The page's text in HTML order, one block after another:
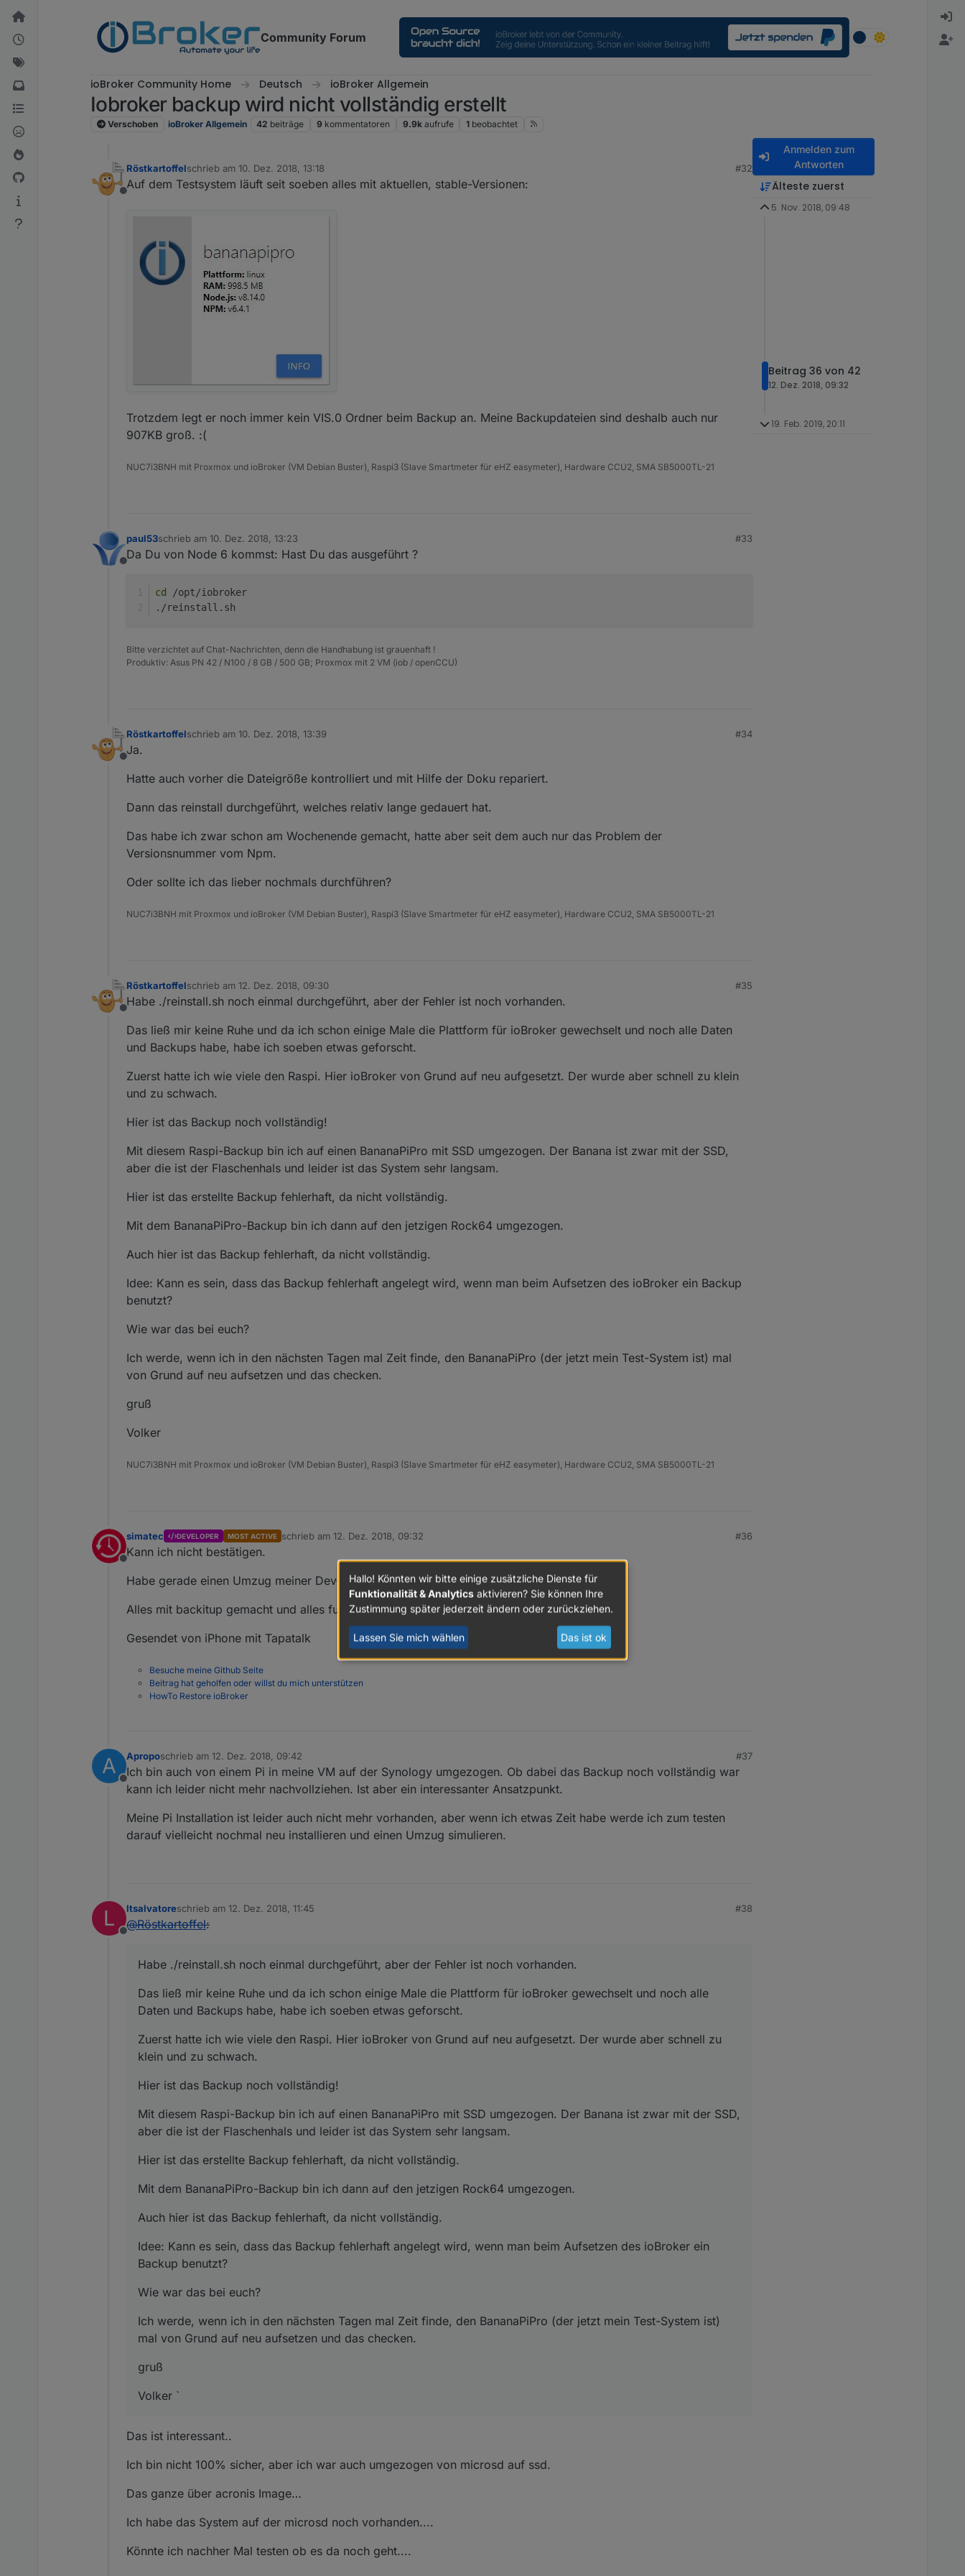
Weiter zum Inhalt
Community Forum
ioBroker Community Home Deutsch ioBroker Allgemein
Iobroker backup wird nicht vollständig erstellt
Verschoben ioBroker Allgemein 42 beiträge 9 kommentatoren 9.9k aufrufe 1 beobachtet
Offline
Röstkartoffelschrieb am 10. Dez. 2018, 13:18
zuletzt editiert von
#32
Auf dem Testsystem läuft seit soeben alles mit aktuellen, stable-Versionen:
Trotzdem legt er noch immer kein VIS.0 Ordner beim Backup an. Meine Backupdateien sind deshalb auch nur
907KB groß. :(
NUC7i3BNH mit Proxmox und ioBroker (VM Debian Buster), Raspi3 (Slave Smartmeter für eHZ easymeter), Hardware CCU2, SMA SB5000TL-21
Offline
paul53schrieb am 10. Dez. 2018, 13:23
zuletzt editiert von
#33
Da Du von Node 6 kommst: Hast Du das ausgeführt ?
cd
/opt/iobroker
./reinstall.sh
Bitte verzichtet auf Chat-Nachrichten, denn die Handhabung ist grauenhaft !
Produktiv: Asus PN 42 / N100 / 8 GB / 500 GB; Proxmox mit 2 VM (iob / openCCU)
Offline
Röstkartoffelschrieb am 10. Dez. 2018, 13:39
zuletzt editiert von
#34
Ja.
Hatte auch vorher die Dateigröße kontrolliert und mit Hilfe der Doku repariert.
Dann das reinstall durchgeführt, welches relativ lange gedauert hat.
Das habe ich zwar schon am Wochenende gemacht, hatte aber seit dem auch nur das Problem der
Versionsnummer vom Npm.
Oder sollte ich das lieber nochmals durchführen?
NUC7i3BNH mit Proxmox und ioBroker (VM Debian Buster), Raspi3 (Slave Smartmeter für eHZ easymeter), Hardware CCU2, SMA SB5000TL-21
Offline
Röstkartoffelschrieb am 12. Dez. 2018, 09:30
zuletzt editiert von
#35
Habe ./reinstall.sh noch einmal durchgeführt, aber der Fehler ist noch vorhanden.
Das ließ mir keine Ruhe und da ich schon einige Male die Plattform für ioBroker gewechselt und noch alle Daten
und Backups habe, habe ich soeben etwas geforscht.
Zuerst hatte ich wie viele den Raspi. Hier ioBroker von Grund auf neu aufgesetzt. Der wurde aber schnell zu klein
und zu schwach.
Hier ist das Backup noch vollständig!
Mit diesem Raspi-Backup bin ich auf einen BananaPiPro mit SSD umgezogen. Der Banana ist zwar mit der SSD,
aber die ist der Flaschenhals und leider ist das System sehr langsam.
Hier ist das erstellte Backup fehlerhaft, da nicht vollständig.
Mit dem BananaPiPro-Backup bin ich dann auf den jetzigen Rock64 umgezogen.
Auch hier ist das Backup fehlerhaft, da nicht vollständig.
Idee: Kann es sein, dass das Backup fehlerhaft angelegt wird, wenn man beim Aufsetzen des ioBroker ein Backup
benutzt?
Wie war das bei euch?
Ich werde, wenn ich in den nächsten Tagen mal Zeit finde, den BananaPiPro (der jetzt mein Test-System ist) mal
von Grund auf neu aufsetzen und das checken.
gruß
Volker
NUC7i3BNH mit Proxmox und ioBroker (VM Debian Buster), Raspi3 (Slave Smartmeter für eHZ easymeter), Hardware CCU2, SMA SB5000TL-21
Offline
simatec DEVELOPER MOST ACTIVE schrieb am12. Dez. 2018, 09:32
zuletzt editiert von
#36
Kann ich nicht bestätigen.
Habe gerade einen Umzug meiner Dev-Umgebung hinter mir.
Alles mit backitup gemacht und alles funktioniert tadellos
Gesendet von iPhone mit Tapatalk
Besuche meine Github Seite
Beitrag hat geholfen oder willst du mich unterstützen
HowTo Restore ioBroker
A
Offline
Aproposchrieb am 12. Dez. 2018, 09:42
zuletzt editiert von
#37
Ich bin auch von einem Pi in meine VM auf der Synology umgezogen. Ob dabei das Backup noch vollständig war
kann ich leider nicht mehr nachvollziehen. Ist aber ein interessanter Ansatzpunkt.
Meine Pi Installation ist leider auch nicht mehr vorhanden, aber wenn ich etwas Zeit habe werde ich zum testen
darauf vielleicht nochmal neu installieren und einen Umzug simulieren.
L
Offline
ltsalvatoreschrieb am 12. Dez. 2018, 11:45
zuletzt editiert von
#38
@Röstkartoffel:
Habe ./reinstall.sh noch einmal durchgeführt, aber der Fehler ist noch vorhanden.
Das ließ mir keine Ruhe und da ich schon einige Male die Plattform für ioBroker gewechselt und noch alle
Daten und Backups habe, habe ich soeben etwas geforscht.
Zuerst hatte ich wie viele den Raspi. Hier ioBroker von Grund auf neu aufgesetzt. Der wurde aber schnell zu
klein und zu schwach.
Hier ist das Backup noch vollständig!
Mit diesem Raspi-Backup bin ich auf einen BananaPiPro mit SSD umgezogen. Der Banana ist zwar mit der SSD,
aber die ist der Flaschenhals und leider ist das System sehr langsam.
Hier ist das erstellte Backup fehlerhaft, da nicht vollständig.
Mit dem BananaPiPro-Backup bin ich dann auf den jetzigen Rock64 umgezogen.
Auch hier ist das Backup fehlerhaft, da nicht vollständig.
Idee: Kann es sein, dass das Backup fehlerhaft angelegt wird, wenn man beim Aufsetzen des ioBroker ein
Backup benutzt?
Wie war das bei euch?
Ich werde, wenn ich in den nächsten Tagen mal Zeit finde, den BananaPiPro (der jetzt mein Test-System ist)
mal von Grund auf neu aufsetzen und das checken.
gruß
Volker `
Das ist interessant..
Ich bin nicht 100% sicher, aber ich war auch umgezogen von microsd auf ssd.
Das ganze über acronis Image…
Ich habe das System auf der microsd noch vorhanden....
Könnte ich nachher Mal testen ob es da noch geht....
Anmelden zum
Antworten
Älteste zuerst
5. Nov. 2018, 09:48
Beitrag 36 von 42
12. Dez. 2018, 09:32
19. Feb. 2019, 20:11
Hallo! Könnten wir bitte einige zusätzliche Dienste für
Funktionalität & Analytics aktivieren? Sie können Ihre
Zustimmung später jederzeit ändern oder zurückziehen.
Lassen Sie mich wählen Das ist ok